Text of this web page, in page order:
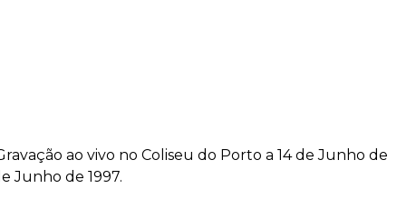
ao vivo no Coliseu do Porto a 14 de Junho de
Junho de 1997.